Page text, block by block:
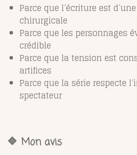
Parce que l’écriture est
chirurgicale
Parce que les personnages
crédible
Parce que la tension est
artifices
Parce que la série respecte
spectateur
🔷 Mon avis